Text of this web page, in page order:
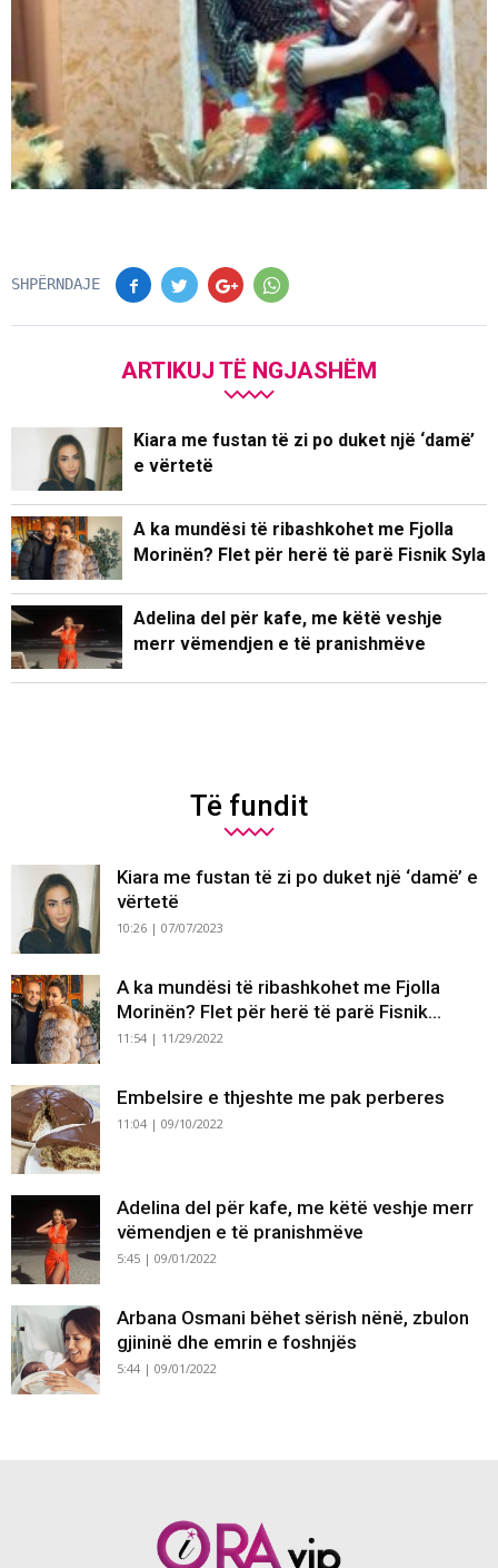
SHPËRNDAJE
ARTIKUJ TË NGJASHËM
Kiara me fustan të zi po duket një ‘damë’
e vërtetë
A ka mundësi të ribashkohet me Fjolla
Morinën? Flet për herë të parë Fisnik Syla
Adelina del për kafe, me këtë veshje
merr vëmendjen e të pranishmëve
Të fundit
Kiara me fustan të zi po duket një ‘damë’ e
vërtetë
10:26 | 07/07/2023
A ka mundësi të ribashkohet me Fjolla
Morinën? Flet për herë të parë Fisnik...
11:54 | 11/29/2022
Embelsire e thjeshte me pak perberes
11:04 | 09/10/2022
Adelina del për kafe, me këtë veshje merr
vëmendjen e të pranishmëve
5:45 | 09/01/2022
Arbana Osmani bëhet sërish nënë, zbulon
gjininë dhe emrin e foshnjës
5:44 | 09/01/2022